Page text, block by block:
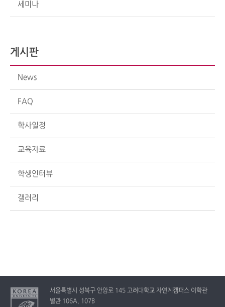
세미나
게시판
News
FAQ
학사일정
교육자료
학생인터뷰
갤러리
서울특별시 성북구 안암로 145 고려대학교 자연계캠퍼스 이학관
별관 106A, 107B